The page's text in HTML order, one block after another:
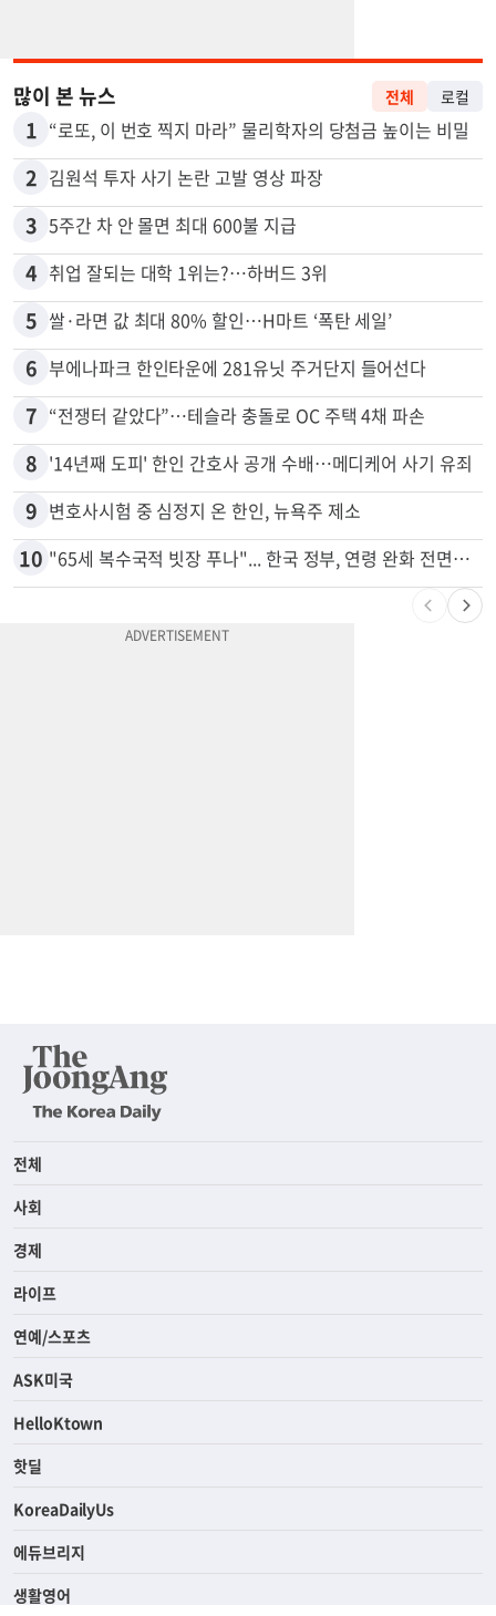
많이 본 뉴스
1 “로또, 이 번호 찍지 마라” 물리학자의 당첨금 높이는 비밀
2 김원석 투자 사기 논란 고발 영상 파장
3 5주간 차 안 몰면 최대 600불 지급
4 취업 잘되는 대학 1위는?…하버드 3위
5 쌀·라면 값 최대 80% 할인…H마트 ‘폭탄 세일’
6 부에나파크 한인타운에 281유닛 주거단지 들어선다
7 “전쟁터 같았다”…테슬라 충돌로 OC 주택 4채 파손
8 '14년째 도피' 한인 간호사 공개 수배…메디케어 사기 유죄
9 변호사시험 중 심정지 온 한인, 뉴욕주 제소
"65세 복수국적 빗장 푸나"... 한국 정부, 연령 완화 전면 추진
전체
사회
경제
라이프
연예/스포츠
ASK미국
HelloKtown
핫딜
KoreaDailyUs
에듀브리지